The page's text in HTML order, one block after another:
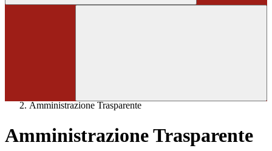
Amministrazione Trasparente
Amministrazione Trasparente